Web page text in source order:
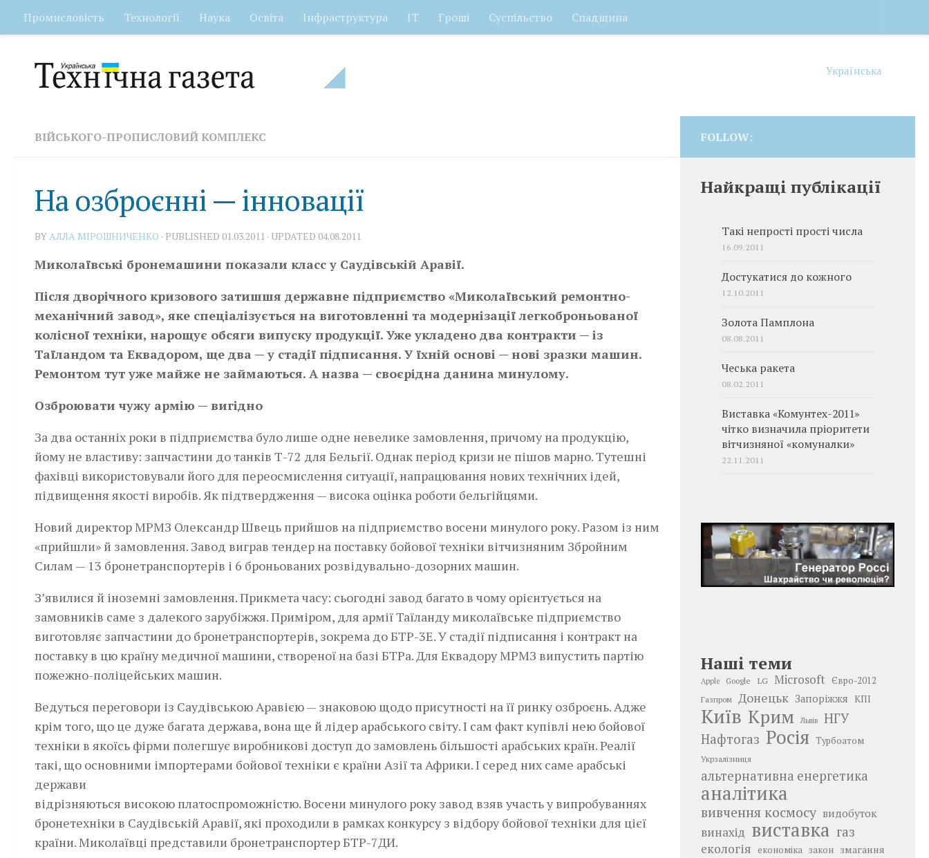
Skip to content
Промисловість Технології Наука Освіта Інфраструктура ІТ Гроші Суспільство Спадщина
Українська
ВІЙСЬКОГО-ПРОПИСЛОВИЙ КОМПЛЕКС
На озброєнні — інновації
BYАЛЛА МІРОШНИЧЕНКО · PUBLISHED 01.03.2011 · UPDATED 04.08.2011
Миколаївські бронемашини показали класс у Саудівській Аравії.
Після дворічного кризового затишшя державне підприємство «Миколаївський ремонтно-
механічний завод», яке спеціалізується на виготовленні та модернізації легкоброньованої
колісної техніки, нарощує обсяги випуску продукції. Уже укладено два контракти — із
Таїландом та Еквадором, ще два — у стадії підписання. У їхній основі — нові зразки машин.
Ремонтом тут уже майже не займаються. А назва — своєрідна данина минулому.
Озброювати чужу армію — вигідно
За два останніх роки в підприємства було лише одне невелике замовлення, причому на продукцію,
йому не властиву: запчастини до танків Т-72 для Бельгії. Однак період кризи не пішов марно. Тутешні
фахівці використовували його для переосмислення ситуації, напрацювання нових технічних ідей,
підвищення якості виробів. Як підтвердження — висока оцінка роботи бельгійцями.
Новий директор МРМЗ Олександр Швець прийшов на підприємство восени минулого року. Разом із ним
«прийшли» й замовлення. Завод виграв тендер на поставку бойової техніки віт­чизняним Збройним
Силам — 13 бронетранспортерів і 6 броньованих розвідувально-дозорних машин.
З’явилися й іноземні замовлення. Прикмета часу: сьогодні завод багато в чому орієнтується на
замовників саме з далекого зарубіжжя. Приміром, для армії Таїланду миколаївське підприємство
виготовляє запчастини до бронетранспортерів, зокрема до БТР-3Е. У стадії підписання і контракт на
поставку в цю країну медичної машини, створеної на базі БТРа. Для Еквадору МРМЗ випустить партію
пожежно-поліцейських машин.
Ведуться переговори із Саудівською Аравією — знаковою щодо присутності на її ринку озброєнь. Адже
крім того, що це дуже багата держава, вона ще й лідер арабського світу. І сам факт купівлі нею бойової
техніки в якоїсь фірми полегшує виробникові доступ до замовлень більшості арабських країн. Реалії
такі, що основними імпортерами бойової техніки є країни Азії та Африки. І серед них саме арабські
держави
відрізняються високою плато­спроможністю. Восени минулого року завод взяв участь у випробуваннях
бронетехніки в Саудівській Аравії, які проходили в рамках конкурсу з відбору бойової техніки для цієї
країни. Миколаївці представили бронетранспортер БТР-7ДИ.
FOLLOW:
Найкращі публікації
Такі непрості прості числа
16.09.2011
Достукатися до кожного
12.10.2011
Золота Памплона
08.08.2011
Чеська ракета
08.02.2011
Виставка «Комунтех-2011»
чітко визначила пріоритети
вітчизняної «комуналки»
22.11.2011
Наші теми
Apple Google LG Microsoft Євро-2012
Газпром Донецьк Запоріжжя КПІ
Київ Крим Львів
НГУ
Нафтогаз Росія Турбоатом
Укрзалізниця
альтернативна енергетика
аналітика
вивчення космосу видобуток
винахід виставка газ
екологія економіка закон змагання